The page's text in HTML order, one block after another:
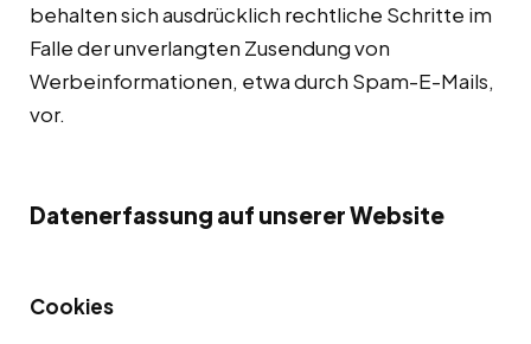
behalten sich ausdrücklich rechtliche Schritte im
Falle der unverlangten Zusendung von
Werbeinformationen, etwa durch Spam-E-Mails,
vor.
Datenerfassung auf unserer Website
Cookies